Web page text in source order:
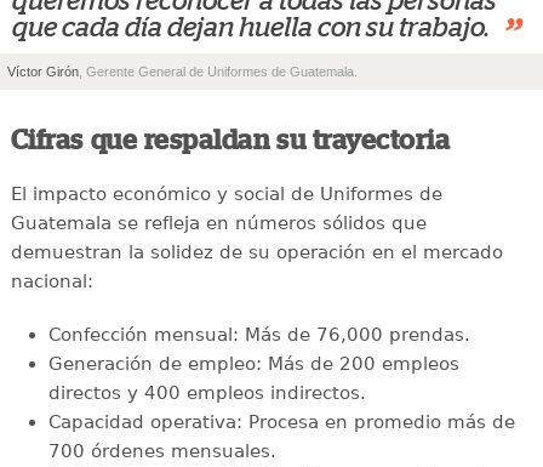
que cada día dejan huella con su trabajo.
”
Víctor Girón , Gerente General de Uniformes de Guatemala.
Cifras que respaldan su trayectoria
El impacto económico y social de Uniformes de
Guatemala se refleja en números sólidos que
demuestran la solidez de su operación en el mercado
nacional:
Confección mensual: Más de 76,000 prendas.
Generación de empleo: Más de 200 empleos
directos y 400 empleos indirectos.
Capacidad operativa: Procesa en promedio más de
700 órdenes mensuales.